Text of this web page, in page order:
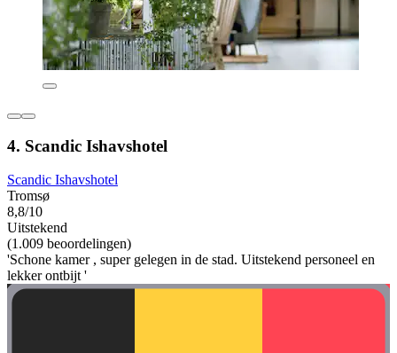
4. Scandic Ishavshotel
Scandic Ishavshotel
Tromsø
8,8/10
Uitstekend
(1.009 beoordelingen)
'Schone kamer , super gelegen in de stad. Uitstekend personeel en
lekker ontbijt '